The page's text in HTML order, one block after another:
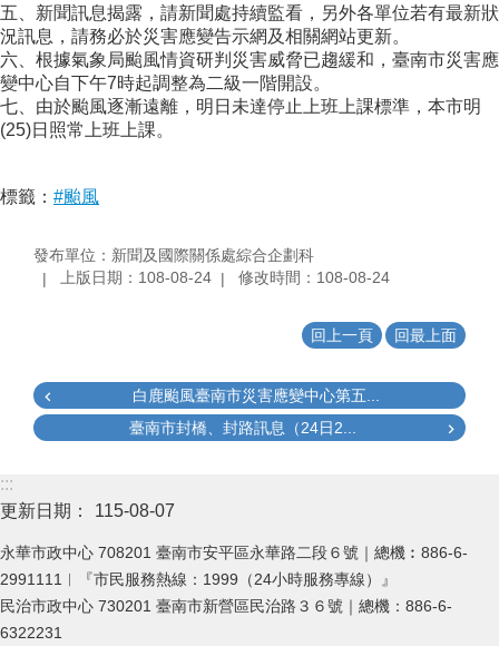
五、新聞訊息揭露，請新聞處持續監看，另外各單位若有最新狀
況訊息，請務必於災害應變告示網及相關網站更新。
六、根據氣象局颱風情資研判災害威脅已趨緩和，臺南市災害應
變中心自下午7時起調整為二級一階開設。
七、由於颱風逐漸遠離，明日未達停止上班上課標準，本市明
(25)日照常上班上課。
標籤： #颱風
發布單位：新聞及國際關係處綜合企劃科
上版日期：108-08-24
修改時間：108-08-24
回上一頁 回最上面
白鹿颱風臺南市災害應變中心第五...
臺南市封橋、封路訊息（24日2...
:::
更新日期：
115-08-07
永華市政中心 708201 臺南市安平區永華路二段６號｜總機︰886-6-
2991111︱『市民服務熱線：1999（24小時服務專線）』
民治市政中心 730201 臺南市新營區民治路３６號｜總機：886-6-
6322231